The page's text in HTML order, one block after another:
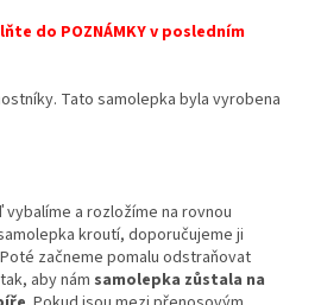
do POZNÁMKY v posledním
Tato samolepka byla vyrobena
vybalíme a rozložíme na rovnou
kroutí, doporučujeme ji
začneme pomalu odstraňovat
aby nám samolepka zůstala na